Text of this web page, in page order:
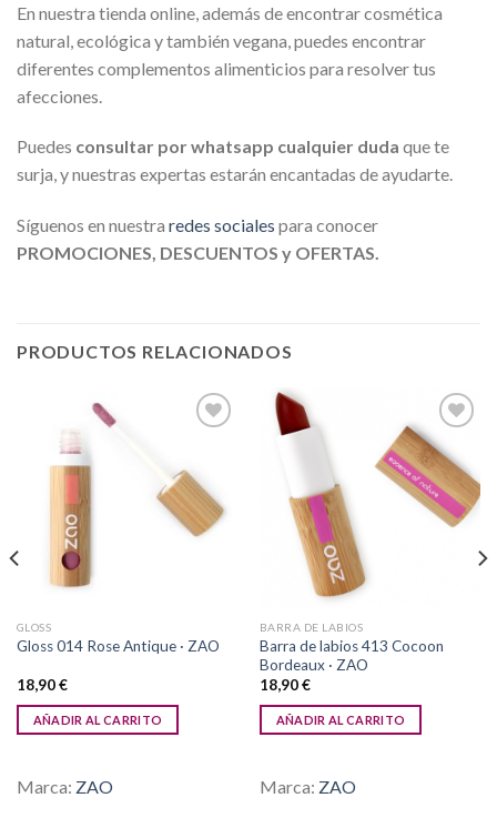
En nuestra tienda online, además de encontrar cosmética
natural, ecológica y también vegana, puedes encontrar
diferentes complementos alimenticios para resolver tus
afecciones.
Puedes consultar por whatsapp cualquier duda que te
surja, y nuestras expertas estarán encantadas de ayudarte.
Síguenos en nuestra redes sociales para conocer
PROMOCIONES, DESCUENTOS y OFERTAS.
PRODUCTOS RELACIONADOS
Añadir
a la
lista de
deseos
GLOSS
Gloss 014 Rose Antique · ZAO
18,90€
AÑADIR AL CARRITO
Marca: ZAO
Añadir
a la
lista de
deseos
BARRA DE LABIOS
Barra de labios 413 Cocoon
Bordeaux · ZAO
18,90€
AÑADIR AL CARRITO
Marca: ZAO